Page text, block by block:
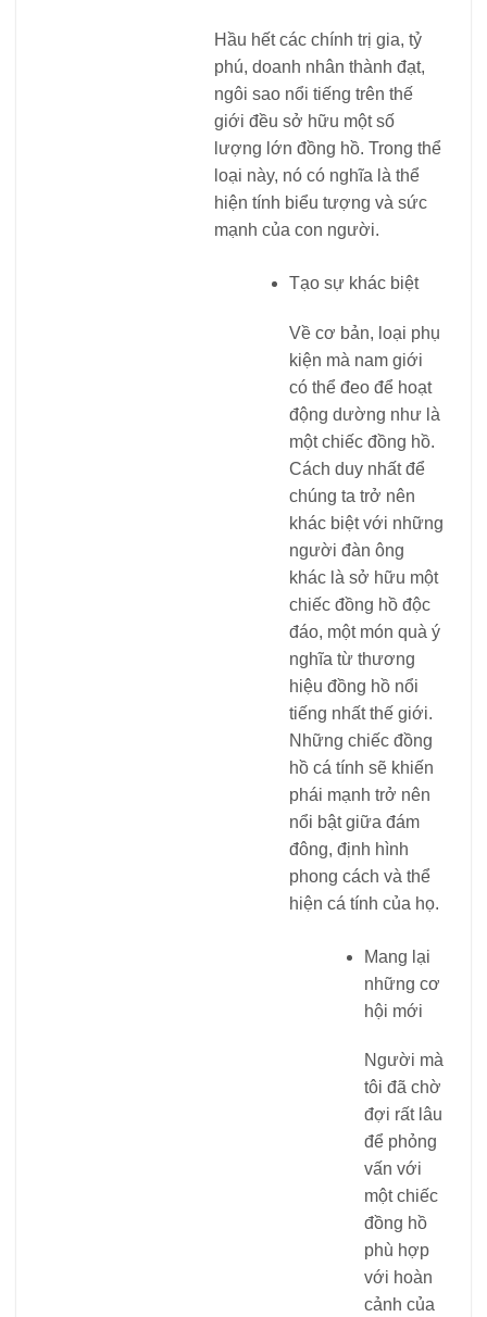
Hầu hết các chính trị gia, tỷ
phú, doanh nhân thành đạt,
ngôi sao nổi tiếng trên thế
giới đều sở hữu một số
lượng lớn đồng hồ. Trong thể
loại này, nó có nghĩa là thể
hiện tính biểu tượng và sức
mạnh của con người.
Tạo sự khác biệt
Về cơ bản, loại phụ
kiện mà nam giới
có thể đeo để hoạt
động dường như là
một chiếc đồng hồ.
Cách duy nhất để
chúng ta trở nên
khác biệt với những
người đàn ông
khác là sở hữu một
chiếc đồng hồ độc
đáo, một món quà ý
nghĩa từ thương
hiệu đồng hồ nổi
tiếng nhất thế giới.
Những chiếc đồng
hồ cá tính sẽ khiến
phái mạnh trở nên
nổi bật giữa đám
đông, định hình
phong cách và thể
hiện cá tính của họ.
Mang lại
những cơ
hội mới
Người mà
tôi đã chờ
đợi rất lâu
để phỏng
vấn với
một chiếc
đồng hồ
phù hợp
với hoàn
cảnh của